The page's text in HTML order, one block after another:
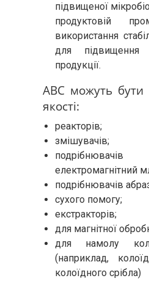
підвищеної
продуктовій
використання
для підвищення
продукції.
АВС можуть бути
якості:
реакторів;
змішувачів;
електромагнітний
подрібнювачів
сухого помогу;
екстракторів;
для магнітної
для намолу
(наприклад,
колоїдного срібла)